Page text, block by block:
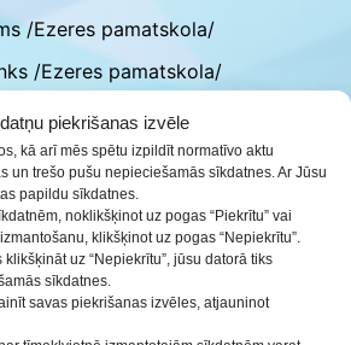
piekrišanas izvēle
kā arī mēs spētu izpildīt normatīvo aktu
un trešo pušu nepieciešamās sīkdatnes. Ar Jūsu
papildu sīkdatnes.
noklikšķinot uz pogas “Piekrītu” vai
klikšķinot uz pogas “Nepiekrītu”.
uz “Nepiekrītu”, jūsu datorā tiks
sīkdatnes.
savas piekrišanas izvēles, atjauninot
/Ezeres pamatskola/
/Ezeres pamatskola/
iegūtajām nominācijām, žūrija
arī 2 īpašas nominācijas.
ar attieksmi” ieguva Lana
nomināciju “Nenoslīpētais
Gustavs Žīgurs.
vienbalsīgi izvirzīja dalībai
aprīlī ZOOM platformā.
sastāvs: jaunatnes darbinieks,